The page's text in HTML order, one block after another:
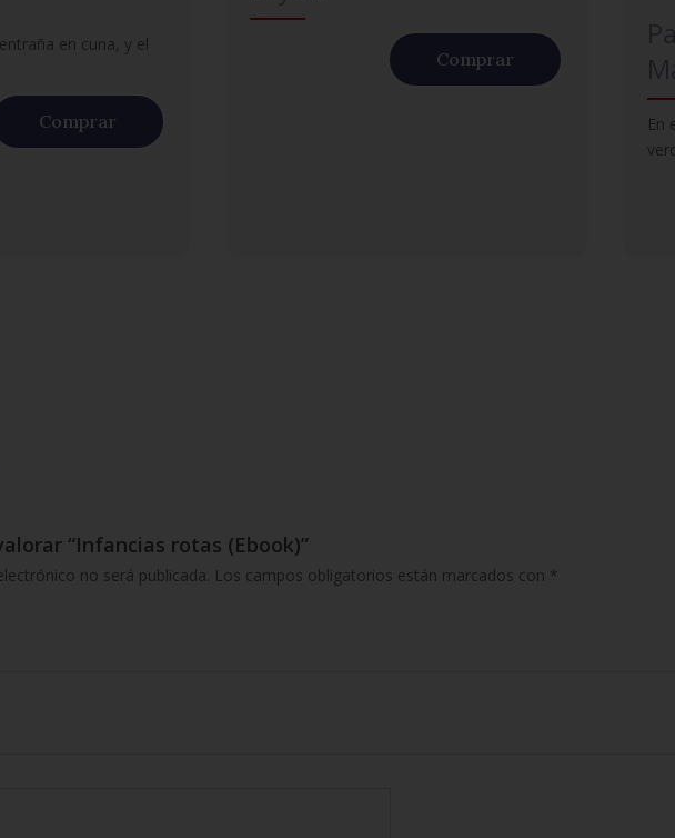
en cuna, y el
Comprar
Comprar
En
“Infancias rotas (Ebook)”
no será publicada. Los campos obligatorios están marcados con *